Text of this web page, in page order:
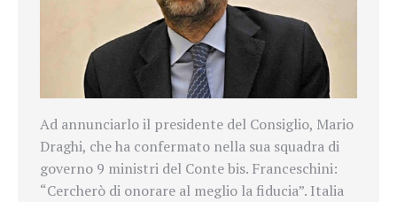
Ad annunciarlo il presidente del Consiglio, Mario
Draghi, cheha confermato nella sua squadra di
governo 9 ministri del Conte bis. Franceschini:
“Cercherò di onorare al meglio la fiducia”. Italia